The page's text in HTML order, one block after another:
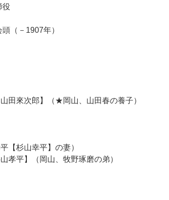
（－1907年）
次郎】（★岡山、山田春の養子）
山幸平】の妻）
】（岡山、牧野琢磨の弟）